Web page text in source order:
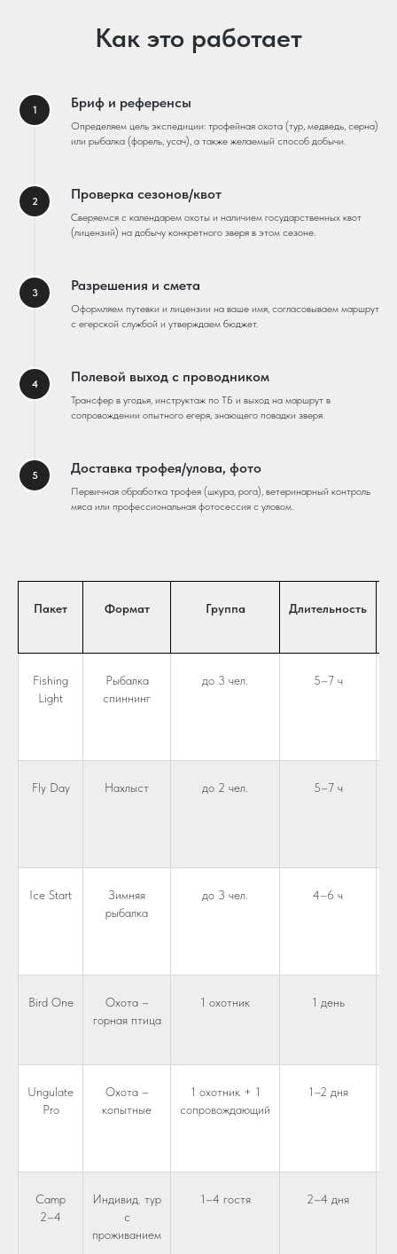
Как это работает
Бриф и референсы
Определяем цель экспедиции: трофейная охота (тур, медведь, серна)
или рыбалка (форель, усач), а также желаемый способ добычи.
Проверка сезонов/квот
Сверяемся с календарем охоты и наличием государственных квот
(лицензий) на добычу конкретного зверя в этом сезоне.
Разрешения и смета
Оформляем путевки и лицензии на ваше имя, согласовываем маршрут
с егерской службой и утверждаем бюджет.
Полевой выход с проводником
Трансфер в угодья, инструктаж по ТБ и выход на маршрут в
сопровождении опытного егеря, знающего повадки зверя.
Доставка трофея/улова, фото
Первичная обработка трофея (шкура, рога), ветеринарный контроль
мяса или профессиональная фотосессия с уловом.
Пакет Формат Группа Длительность
Fishing
Light
Рыбалка
спиннинг
до 3 чел. 5–7 ч
Fly Day Нахлыст до 2 чел. 5–7 ч
Ice Start
Зимняя
рыбалка
до 3 чел. 4–6 ч
Bird One
Охота –
горная птица
1 охотник 1 день
Ungulate
Pro
Охота –
копытные
1 охотник + 1
сопровождающий
1–2 дня
Camp
2–4
Индивид. тур
с
проживанием
1–4 гостя
2–4 дня